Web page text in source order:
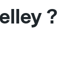
?